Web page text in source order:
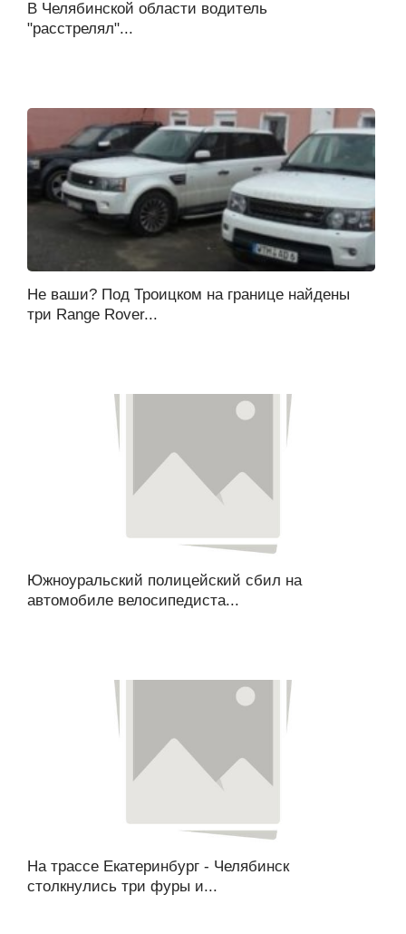
В Челябинской области водитель
"расстрелял"...
Не ваши? Под Троицком на границе найдены
три Range Rover...
Южноуральский полицейский сбил на
автомобиле велосипедиста...
На трассе Екатеринбург - Челябинск
столкнулись три фуры и...